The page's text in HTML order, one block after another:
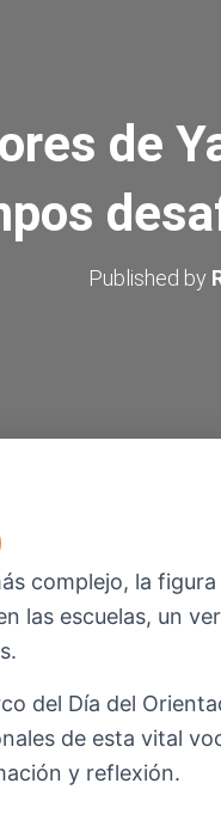
de
Published by
complejo, la
las escuelas, un
del Día del
de esta vital
y reflexión.